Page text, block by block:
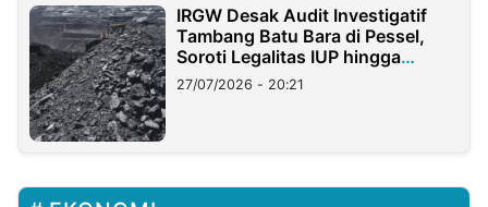
IRGW Desak Audit Investigatif
Tambang Batu Bara di Pessel,
Soroti Legalitas IUP hingga
Stockpile
27/07/2026 - 20:21